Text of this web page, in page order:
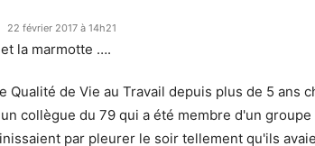
22 février 2017 à 14h21
la marmotte ….
Qualité de Vie au Travail depuis plus de 5 ans
collègue du 79 qui a été membre d'un
par pleurer le soir tellement qu'ils